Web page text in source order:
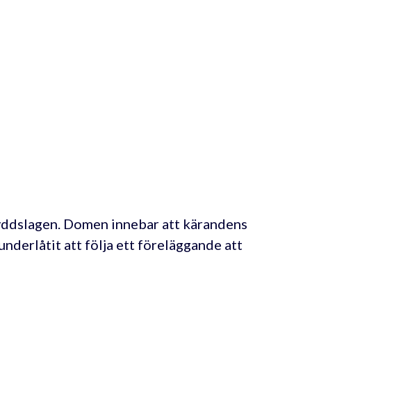
Domen innebar att kärandens
att följa ett föreläggande att